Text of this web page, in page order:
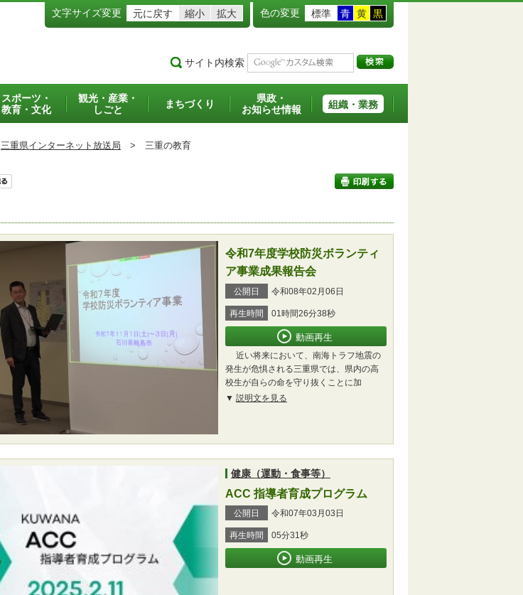
文字サイズ変更 元に戻す 縮小 拡大 色の変更 標準 青 黄 黒
サイト内検索
スポーツ・
教育・文化
観光・産業・
しごと
まちづくり
県政・
お知らせ情報
組織・業務
三重県インターネット放送局 > 三重の教育
令和7年度学校防災ボランティ
ア事業成果報告会
公開日 令和08年02月06日
再生時間 01時間26分38秒
動画再生
近い将来において、南海トラフ地震の
発生が危惧される三重県では、県内の高
校生が自らの命を守り抜くことに加
説明文を見る
健康（運動・食事等）
ACC 指導者育成プログラム
公開日 令和07年03月03日
再生時間 05分31秒
動画再生